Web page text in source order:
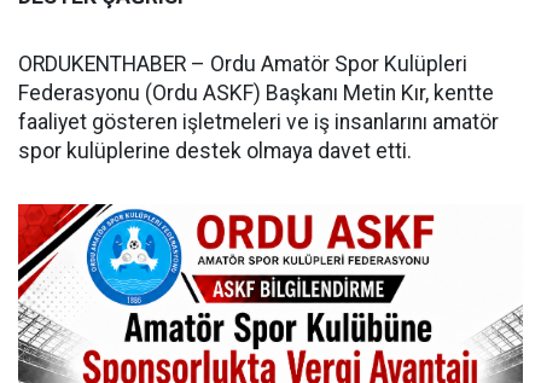
ORDUKENTHABER – Ordu Amatör Spor Kulüpleri
Federasyonu (Ordu ASKF) Başkanı Metin Kır, kentte
faaliyet gösteren işletmeleri ve iş insanlarını amatör
spor kulüplerine destek olmaya davet etti.